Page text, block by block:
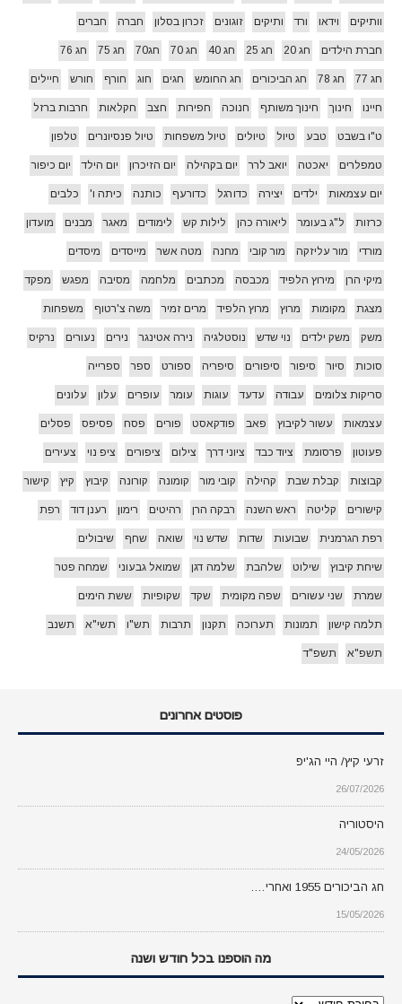
וותיקים וידאו ורד ותיקים זוגונים זכרון בסלון חברה חברים
חברת הילדים חג 20 חג 25 חג 40 חג 70 חג70 חג 75 חג 76
חג 77 חג 78 חג הביכורים חג החומש חגים חוג חורף חורש חיילים
חיינו חינוך חינוך משותף חנוכה חפירות חצב חקלאות חרבות ברזל
ט"ו בשבט טבע טיול טיולים טיול משפחות טיול פנסיונרים טלפון
טמפלרים יאכטה יואב לרר יום בקהילה יום הזיכרון יום הילד יום כיפור
יום עצמאות ילדים יצירה כדורגל כדורעף כותנה כיתה ו' כלבים
כרזות ל"ג בעומר ליאורה כהן לילות קש לימודים מאגר מבנים מועדון
מורדי מור עליזקה מור קובי מחנה מטה אשר מייסדים מיסדים
מיקי הרן מירוץ הלפיד מכבסה מכתבים מלחמה מסיבה מפגש מפקד
מצגת מקומות מרוץ מרוץ הלפיד מרים זמיר משה צ'רטוף משפחות
משק משק ילדים נוי שדש נוסטלגיה נירה אטינגר נירים נעורים נרקיס
סוכות סיור סיפור סיפורים סיפריה ספורט ספר ספרייה
סריקות צלומים עבודה עדעד עוגות עומר עופרים עלון עלונים
עצמאות עשור לקיבוץ פאב פודקאסט פורים פסח פסיפס פסלים
פעוטון פרסומת ציוד כבד ציוני דרך צילום ציפורים ציפ נוי צעירים
קבוצות קבלת שבת קהילה קובי מור קומונה קורונה קיבוץ קיץ קישור
קישורים קליטה ראש השנה רבקה הרן רהיטים רימון רענן דוד רפת
רפת הגרמנית שבועות שדות שדש נוי שואה שחף שיבולים
שיחת קיבוץ שילוט שלהבת שלמה דגן שמואל גבעוני שמחה פטר
שמרת שני עשורים שפה מקומית שקד שקופיות ששת הימים
תלמה קישון תמונות תערוכה תקנון תרבות תש"ו תשי"א תשנב
תשפ"א תשפ"ד
פוסטים אחרונים
זרעי קיץ/ היי הג'יפ
26/07/2026
היסטוריה
24/05/2026
חג הביכורים 1955 ואחרי….
15/05/2026
מה הוספנו בכל חודש ושנה